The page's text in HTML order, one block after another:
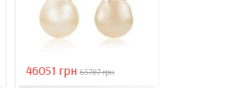
46051 грн 65787 грн